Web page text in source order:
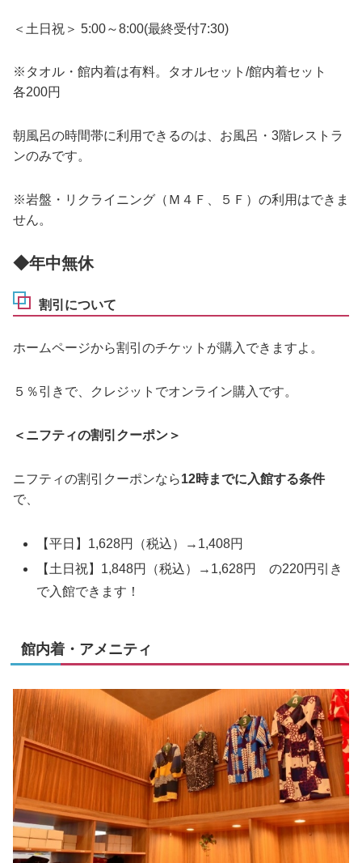
＜土日祝＞ 5:00～8:00(最終受付7:30)
※タオル・館内着は有料。タオルセット/館内着セット
各200円
朝風呂の時間帯に利用できるのは、お風呂・3階レストラ
ンのみです。
※岩盤・リクライニング（Ｍ４Ｆ、５Ｆ）の利用はできま
せん。
◆年中無休
割引について
ホームページから割引のチケットが購入できますよ。
５％引きで、クレジットでオンライン購入です。
＜ニフティの割引クーポン＞
ニフティの割引クーポンなら12時までに入館する条件
で、
【平日】1,628円（税込）→1,408円
【土日祝】1,848円（税込）→1,628円 の220円引き
で入館できます！
館内着・アメニティ